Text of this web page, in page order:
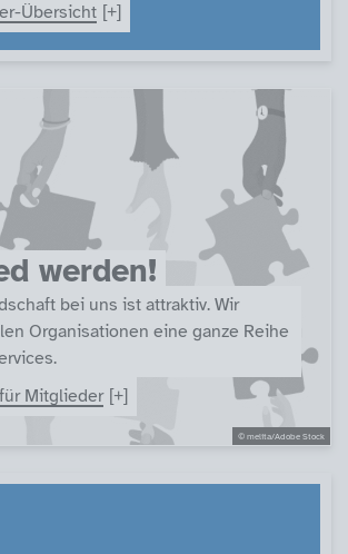
Übersicht
© melita/Adobe Stock
werden!
bei uns ist attraktiv. Wir
Organisationen eine ganze Reihe
Mitglieder